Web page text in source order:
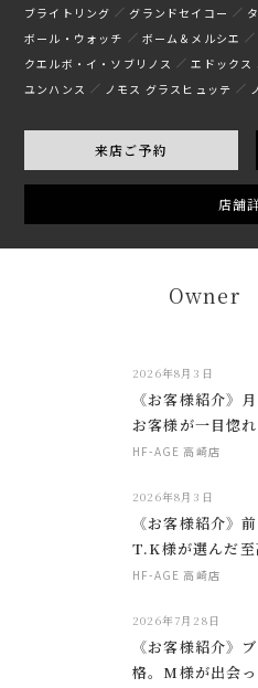
ブライトリング グランドセイコー
ボール・ウォッチ
ボーム＆メルシエ
クエルボ・イ・ソブリノス
エドックス
ユンハンス
ノモス グラスヒュッテ
来店ご予約
店舗
Owner
2026年8月3日
《お客様紹介》
お客様が一目惚
HF-AGE 高崎店
2026年8月3日
《お客様紹介》
T.K様が選んだ
HF-AGE 高崎店
2026年7月28日
《お客様紹介》
格。M様が出会